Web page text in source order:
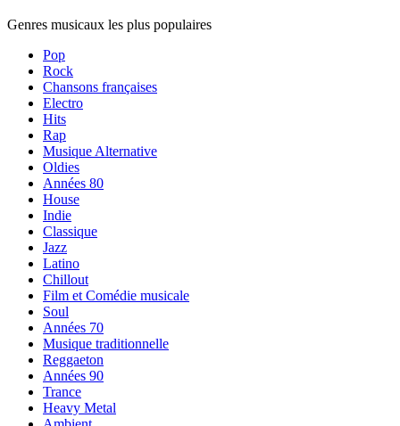
Genres musicaux les plus populaires
Pop
Rock
Chansons françaises
Electro
Hits
Rap
Musique Alternative
Oldies
Années 80
House
Indie
Classique
Jazz
Latino
Chillout
Film et Comédie musicale
Soul
Années 70
Musique traditionnelle
Reggaeton
Années 90
Trance
Heavy Metal